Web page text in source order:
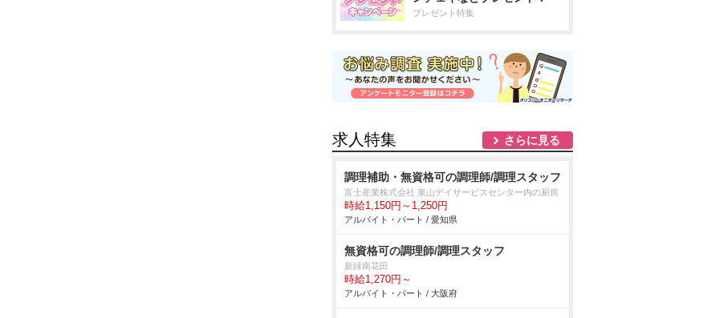
プレゼント特集
求人特集 さらに見る
調理補助・無資格可の調理師/調理スタッフ
富士産業株式会社 東山デイサービスセンター内の厨房
時給1,150円～1,250円
アルバイト・パート / 愛知県
無資格可の調理師/調理スタッフ
新緑南花田
時給1,270円～
アルバイト・パート / 大阪府